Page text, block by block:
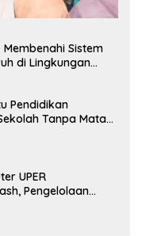
Sistem
di Lingkungan
Pendidikan
Tanpa Mata
UPER
Pengelolaan